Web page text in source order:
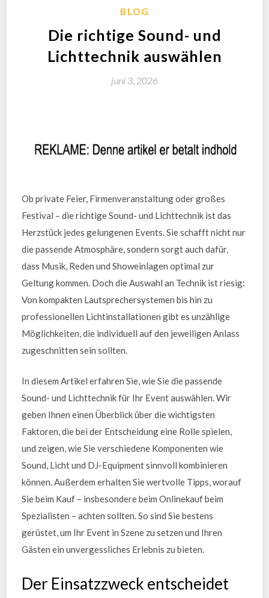
BLOG
Die richtige Sound- und
Lichttechnik auswählen
juni 3, 2026
Ob private Feier, Firmenveranstaltung oder großes
Festival – die richtige Sound- und Lichttechnik ist das
Herzstück jedes gelungenen Events. Sie schafft nicht nur
die passende Atmosphäre, sondern sorgt auch dafür,
dass Musik, Reden und Showeinlagen optimal zur
Geltung kommen. Doch die Auswahl an Technik ist riesig:
Von kompakten Lautsprechersystemen bis hin zu
professionellen Lichtinstallationen gibt es unzählige
Möglichkeiten, die individuell auf den jeweiligen Anlass
zugeschnitten sein sollten.
In diesem Artikel erfahren Sie, wie Sie die passende
Sound- und Lichttechnik für Ihr Event auswählen. Wir
geben Ihnen einen Überblick über die wichtigsten
Faktoren, die bei der Entscheidung eine Rolle spielen,
und zeigen, wie Sie verschiedene Komponenten wie
Sound, Licht und DJ-Equipment sinnvoll kombinieren
können. Außerdem erhalten Sie wertvolle Tipps, worauf
Sie beim Kauf – insbesondere beim Onlinekauf beim
Spezialisten – achten sollten. So sind Sie bestens
gerüstet, um Ihr Event in Szene zu setzen und Ihren
Gästen ein unvergessliches Erlebnis zu bieten.
Der Einsatzzweck entscheidet